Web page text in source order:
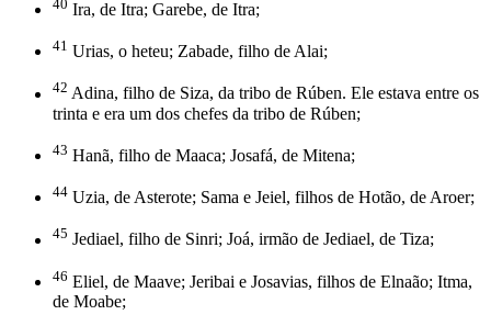
40 Ira, de Itra; Garebe, de Itra;
41 Urias, o heteu; Zabade, filho de Alai;
42 Adina, filho de Siza, da tribo de Rúben. Ele estava entre os
trinta e era um dos chefes da tribo de Rúben;
43 Hanã, filho de Maaca; Josafá, de Mitena;
44 Uzia, de Asterote; Sama e Jeiel, filhos de Hotão, de Aroer;
45 Jediael, filho de Sinri; Joá, irmão de Jediael, de Tiza;
46 Eliel, de Maave; Jeribai e Josavias, filhos de Elnaão; Itma,
de Moabe;